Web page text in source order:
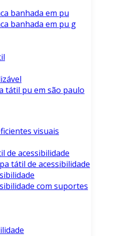
banhada em pu
banhada em pu g
tátil pu em são paulo
visuais
de acessibilidade
tátil de acessibilidade
com suportes